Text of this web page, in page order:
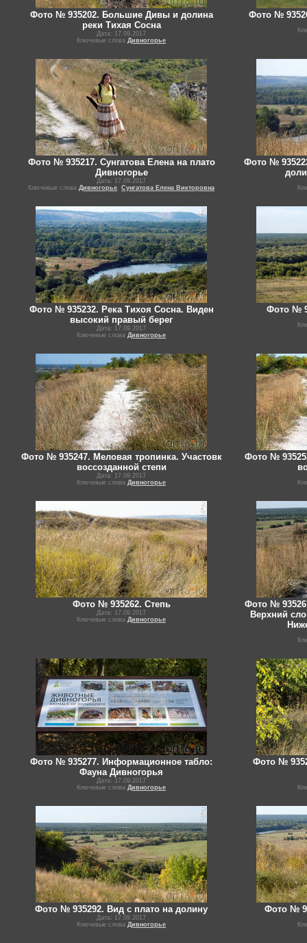
Фото № 935202. Большие Дивы и долина
реки Тихая Сосна
Дата: 17.09.2017
Ключевые слова Дивногорье
Фото №
Фото № 935217. Сунгатова Елена на плато
Дивногорье
Дата: 17.09.2017
Ключевые слова Дивногорье, Сунгатова Елена Викторовна
Фото №
Фото № 935232. Река Тихоя Сосна. Виден
высокий правый берег
Дата: 17.09.2017
Ключевые слова Дивногорье
Фото №
Фото № 935247. Меловая тропинка. Участовк
воссозданной степи
Дата: 17.09.2017
Ключевые слова Дивногорье
Фото №
Фото № 935262. Степь
Дата: 17.09.2017
Ключевые слова Дивногорье
Фото №
Верхний
Фото № 935277. Информационное табло:
Фауна Дивногорья
Дата: 17.09.2017
Ключевые слова Дивногорье
Фото №
Фото № 935292. Вид с плато на долину
Дата: 17.09.2017
Ключевые слова Дивногорье
Фото №